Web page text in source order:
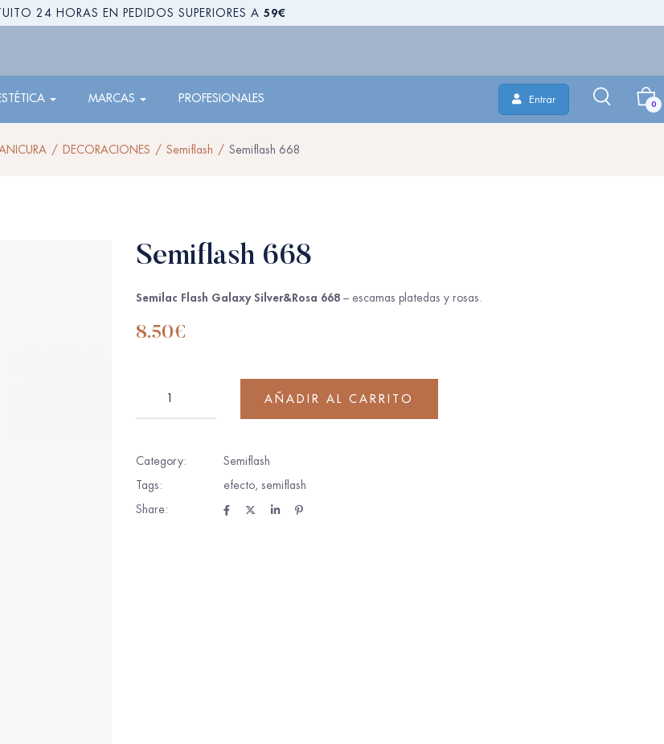
24 HORAS EN PEDIDOS SUPERIORES A 59€
MARCAS PROFESIONALES Entrar 0
DECORACIONES Semiflash Semiflash 668
Semiflash 668
Semilac Flash Galaxy Silver&Rosa 668 – escamas platedas y rosas.
8.50€
AÑADIR AL CARRITO
Category:
Semiflash
Tags:
efecto, semiflash
Share: